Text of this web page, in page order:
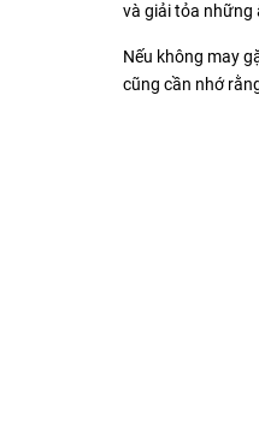
và giải tỏa những
Nếu không may
cũng cần nhớ